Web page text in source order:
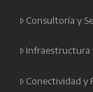
Consultoría y
Infraestructura
Conectividad y